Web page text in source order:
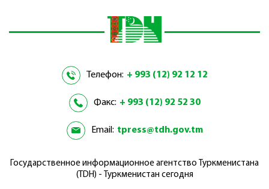
Телефон: + 993 (12) 92 12 12
Факс: + 993 (12) 92 52 30
Email: tpress@tdh.gov.tm
Государственное информационное агентство Туркменистана
(TDH) - Туркменистан сегодня